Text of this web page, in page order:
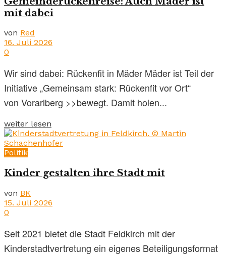
mit dabei
von Red
16. Juli 2026
0
Wir sind dabei: Rückenfit in Mäder Mäder ist Teil der
Initiative „Gemeinsam stark: Rückenfit vor Ort“
von Vorarlberg >>bewegt. Damit holen...
weiter lesen
Politik
Kinder gestalten ihre Stadt mit
von BK
15. Juli 2026
0
Seit 2021 bietet die Stadt Feldkirch mit der
Kinderstadtvertretung ein eigenes Beteiligungsformat